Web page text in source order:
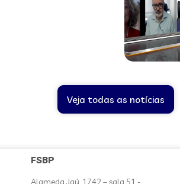
Veja todas as notícias
FSBP
Alameda Jaú, 1742 – sala 51 -